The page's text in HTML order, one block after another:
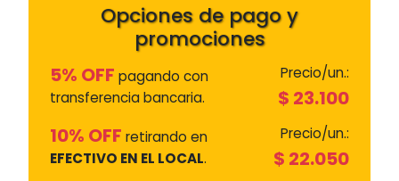
Opciones de pago y
promociones
5% OFF pagando con
transferencia bancaria.
Precio/un.:
$ 23.100
10% OFF retirando en
EFECTIVO EN EL LOCAL.
Precio/un.:
$ 22.050